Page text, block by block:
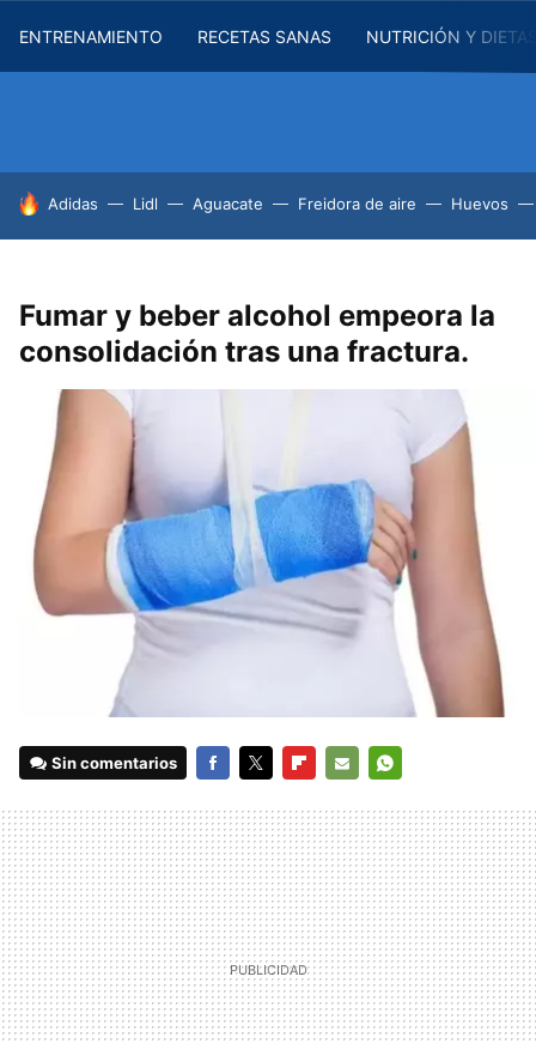
ENTRENAMIENTO RECETAS SANAS NUTRICIÓN Y
HOY SE HABLA DE
Adidas Lidl Aguacate Freidora de aire Huevos
Fumar y beber alcohol empeora la
consolidación tras una fractura.
Sin comentarios
MAIL